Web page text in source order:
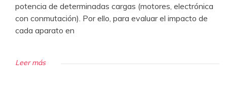
potencia de determinadas cargas (motores, electrónica
con conmutación). Por ello, para evaluar el impacto de
cada aparato en
Leer más